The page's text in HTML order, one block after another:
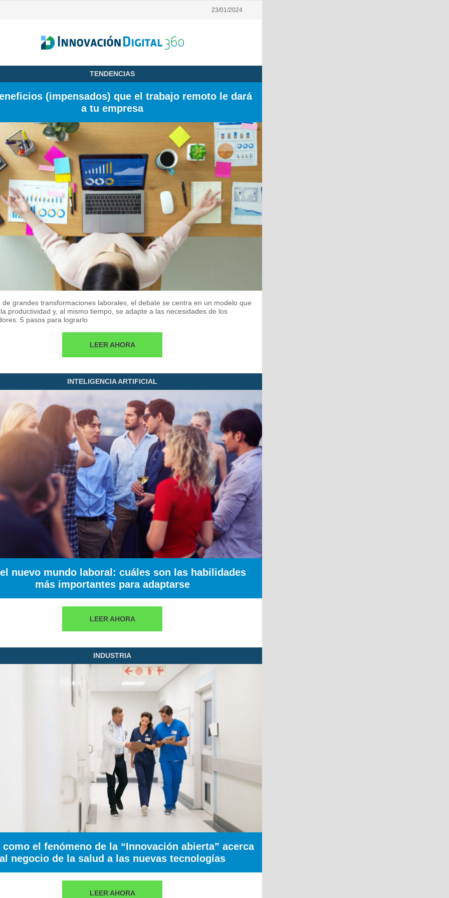
23/01/2024
TENDENCIAS
(impensados) que el trabajo remoto le dará
a tu empresa
de grandes transformaciones laborales, el debate se centra en un modelo que
productividad y, al mismo tiempo, se adapte a las necesidades de los
5 pasos para lograrlo
LEER AHORA
INTELIGENCIA ARTIFICIAL
nuevo mundo laboral: cuáles son las habilidades
más importantes para adaptarse
LEER AHORA
INDUSTRIA
como el fenómeno de la “Innovación abierta” acerca
negocio de la salud a las nuevas tecnologías
LEER AHORA